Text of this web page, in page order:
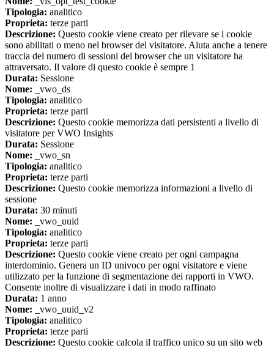
Tipologia: analitico
Proprieta: terze parti
Descrizione: Questo cookie viene creato per rilevare se i cookie
sono abilitati o meno nel browser del visitatore. Aiuta anche a tenere
traccia del numero di sessioni del browser che un visitatore ha
attraversato. Il valore di questo cookie è sempre 1
Durata: Sessione
Nome: _vwo_ds
Tipologia: analitico
Proprieta: terze parti
Descrizione: Questo cookie memorizza dati persistenti a livello di
visitatore per VWO Insights
Durata: Sessione
Nome: _vwo_sn
Tipologia: analitico
Proprieta: terze parti
Descrizione: Questo cookie memorizza informazioni a livello di
sessione
Durata: 30 minuti
Nome: _vwo_uuid
Tipologia: analitico
Proprieta: terze parti
Descrizione: Questo cookie viene creato per ogni campagna
interdominio. Genera un ID univoco per ogni visitatore e viene
utilizzato per la funzione di segmentazione dei rapporti in VWO.
Consente inoltre di visualizzare i dati in modo raffinato
Durata: 1 anno
Nome: _vwo_uuid_v2
Tipologia: analitico
Proprieta: terze parti
Descrizione: Questo cookie calcola il traffico unico su un sito web